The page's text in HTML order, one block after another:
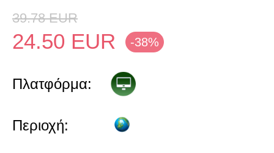
39.78 EUR
24.50 EUR -38%
Πλατφόρμα:
Περιοχή: